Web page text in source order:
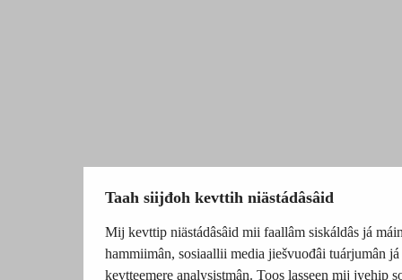
Taah siijđoh kevttih niästádâsâid
Mij kevttip niästádâsâid mii faallâm siskáldâs já
hammiimân, sosiaallii media jiešvuođâi tuárjumân já
kevtteemere analysistmân. Toos lasseen mij jyehip